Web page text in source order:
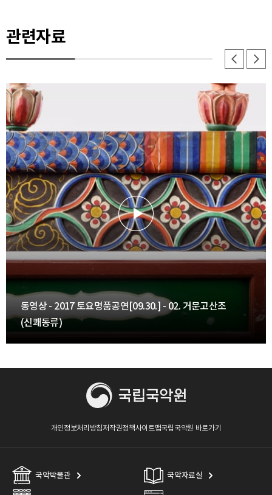
관련자료
동영상 - 2017 토요명품공연[09.30.] - 02. 거문고산조
(신쾌동류)
개인정보처리방침저작권정책사이트맵국립국악원 바로가기
국악박물관 국악자료실